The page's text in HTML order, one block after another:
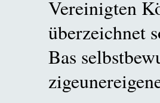
Vereinigten
überzeichnet
Bas